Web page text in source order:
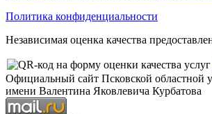
Политика конфиденциальности
Независимая оценка качества
Официальный сайт Псковской областной
имени Валентина Яковлевича Курбатова